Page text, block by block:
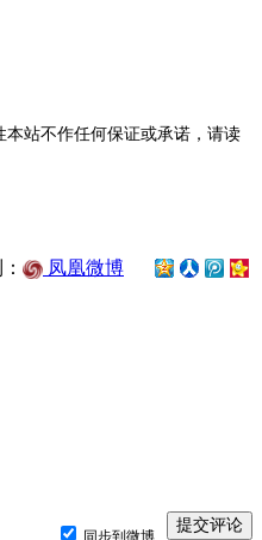
站不作任何保证或承诺，请读
凤凰微博
同步到微博